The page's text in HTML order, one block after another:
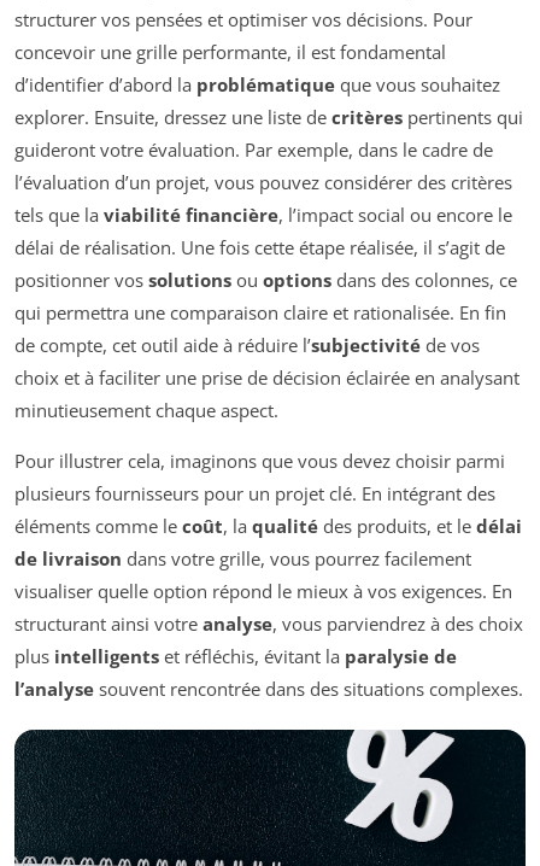
structurer vos pensées et optimiser vos décisions. Pour
concevoir une grille performante, il est fondamental
d’identifier d’abord la problématique que vous souhaitez
explorer. Ensuite, dressez une liste de critères pertinents qui
guideront votre évaluation. Par exemple, dans le cadre de
l’évaluation d’un projet, vous pouvez considérer des critères
tels que la viabilité financière, l’impact social ou encore le
délai de réalisation. Une fois cette étape réalisée, il s’agit de
positionner vos solutions ou options dans des colonnes, ce
qui permettra une comparaison claire et rationalisée. En fin
de compte, cet outil aide à réduire l’subjectivité de vos
choix et à faciliter une prise de décision éclairée en analysant
minutieusement chaque aspect.
Pour illustrer cela, imaginons que vous devez choisir parmi
plusieurs fournisseurs pour un projet clé. En intégrant des
éléments comme le coût, la qualité des produits, et le délai
de livraison dans votre grille, vous pourrez facilement
visualiser quelle option répond le mieux à vos exigences. En
structurant ainsi votre analyse, vous parviendrez à des choix
plus intelligents et réfléchis, évitant la paralysie de
l’analyse souvent rencontrée dans des situations complexes.